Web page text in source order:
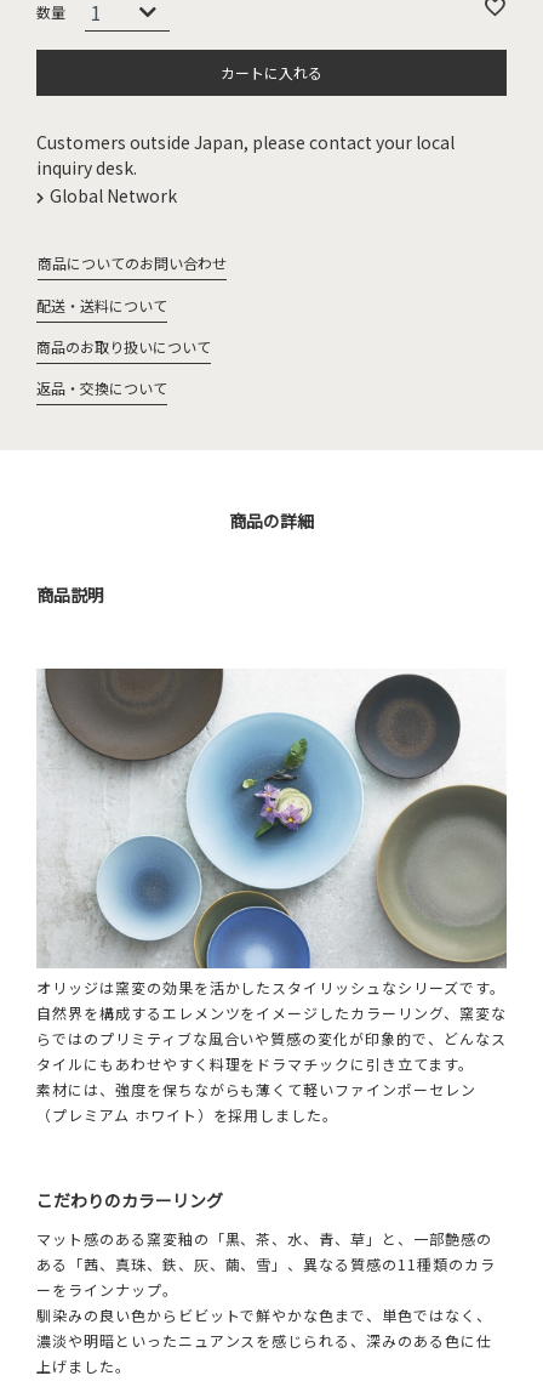
カートに入れる
Customers outside Japan, please contact your local
inquiry desk.
Global Network
商品についてのお問い合わせ
配送・送料について
商品のお取り扱いについて
返品・交換について
商品の詳細
商品説明
オリッジは窯変の効果を活かしたスタイリッシュなシリーズです。
自然界を構成するエレメンツをイメージしたカラーリング、窯変な
らではのプリミティブな風合いや質感の変化が印象的で、どんなス
タイルにもあわせやすく料理をドラマチックに引き立てます。
素材には、強度を保ちながらも薄くて軽いファインポーセレン
（プレミアム ホワイト）を採用しました。
こだわりのカラーリング
マット感のある窯変釉の「黒、茶、水、青、草」と、一部艶感の
ある「茜、真珠、鉄、灰、繭、雪」、異なる質感の11種類のカラ
ーをラインナップ。
馴染みの良い色からビビットで鮮やかな色まで、単色ではなく、
濃淡や明暗といったニュアンスを感じられる、深みのある色に仕
上げました。